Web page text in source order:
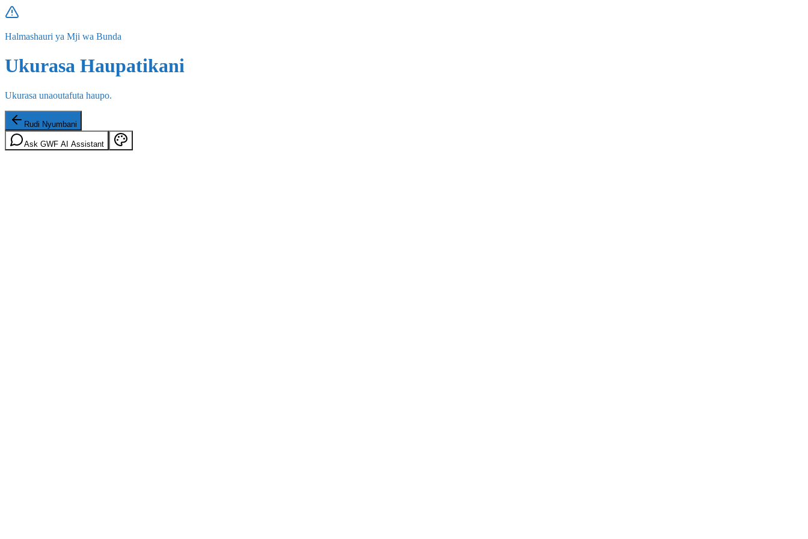
Halmashauri ya Mji wa Bunda
Ukurasa Haupatikani
Ukurasa unaoutafuta haupo.
Rudi Nyumbani
Ask GWF AI Assistant